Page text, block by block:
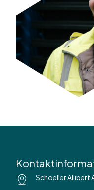
Schoeller Allibert